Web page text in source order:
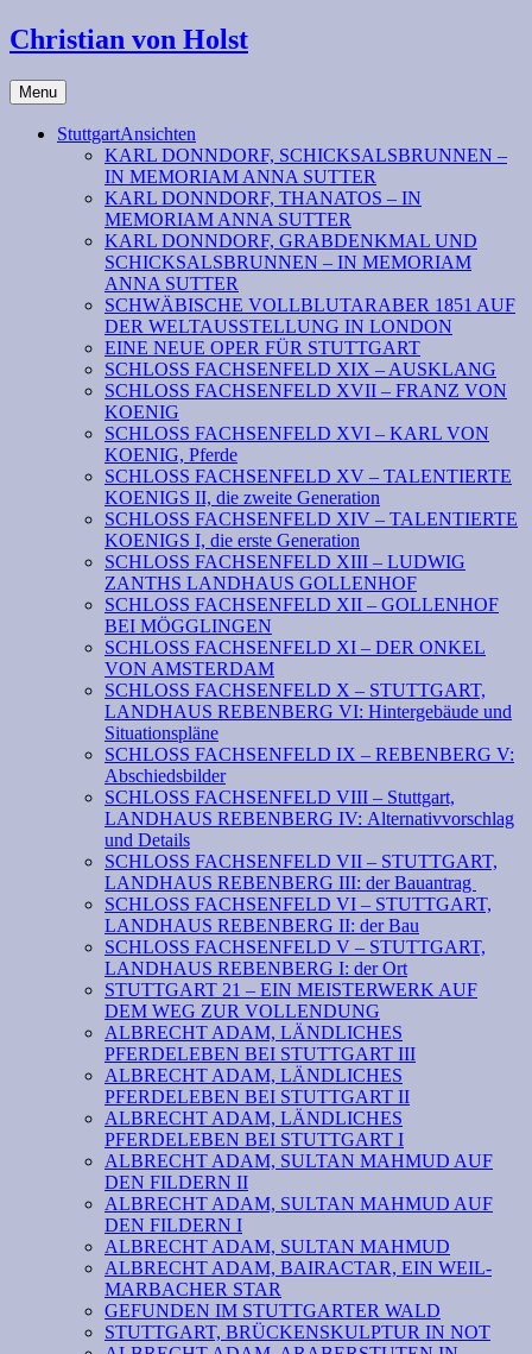
Christian von Holst
Menu
StuttgartAnsichten
KARL DONNDORF, SCHICKSALSBRUNNEN –
IN MEMORIAM ANNA SUTTER
KARL DONNDORF, THANATOS – IN
MEMORIAM ANNA SUTTER
KARL DONNDORF, GRABDENKMAL UND
SCHICKSALSBRUNNEN – IN MEMORIAM
ANNA SUTTER
SCHWÄBISCHE VOLLBLUTARABER 1851 AUF
DER WELTAUSSTELLUNG IN LONDON
EINE NEUE OPER FÜR STUTTGART
SCHLOSS FACHSENFELD XIX – AUSKLANG
SCHLOSS FACHSENFELD XVII – FRANZ VON
KOENIG
SCHLOSS FACHSENFELD XVI – KARL VON
KOENIG, Pferde
SCHLOSS FACHSENFELD XV – TALENTIERTE
KOENIGS II, die zweite Generation
SCHLOSS FACHSENFELD XIV – TALENTIERTE
KOENIGS I, die erste Generation
SCHLOSS FACHSENFELD XIII – LUDWIG
ZANTHS LANDHAUS GOLLENHOF
SCHLOSS FACHSENFELD XII – GOLLENHOF
BEI MÖGGLINGEN
SCHLOSS FACHSENFELD XI – DER ONKEL
VON AMSTERDAM
SCHLOSS FACHSENFELD X – STUTTGART,
LANDHAUS REBENBERG VI: Hintergebäude und
Situationspläne
SCHLOSS FACHSENFELD IX – REBENBERG V:
Abschiedsbilder
SCHLOSS FACHSENFELD VIII – Stuttgart,
LANDHAUS REBENBERG IV: Alternativvorschlag
und Details
SCHLOSS FACHSENFELD VII – STUTTGART,
LANDHAUS REBENBERG III: der Bauantrag
SCHLOSS FACHSENFELD VI – STUTTGART,
LANDHAUS REBENBERG II: der Bau
SCHLOSS FACHSENFELD V – STUTTGART,
LANDHAUS REBENBERG I: der Ort
STUTTGART 21 – EIN MEISTERWERK AUF
DEM WEG ZUR VOLLENDUNG
ALBRECHT ADAM, LÄNDLICHES
PFERDELEBEN BEI STUTTGART III
ALBRECHT ADAM, LÄNDLICHES
PFERDELEBEN BEI STUTTGART II
ALBRECHT ADAM, LÄNDLICHES
PFERDELEBEN BEI STUTTGART I
ALBRECHT ADAM, SULTAN MAHMUD AUF
DEN FILDERN II
ALBRECHT ADAM, SULTAN MAHMUD AUF
DEN FILDERN I
ALBRECHT ADAM, SULTAN MAHMUD
ALBRECHT ADAM, BAIRACTAR, EIN WEIL-
MARBACHER STAR
GEFUNDEN IM STUTTGARTER WALD
STUTTGART, BRÜCKENSKULPTUR IN NOT